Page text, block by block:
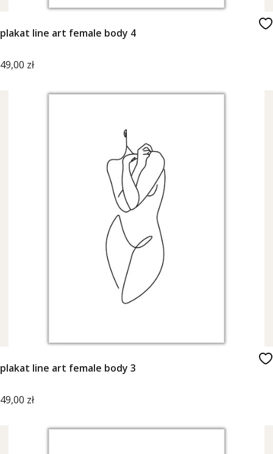
plakat line art female body 4
Cena
49,00 zł
plakat line art female body 3
Cena
49,00 zł